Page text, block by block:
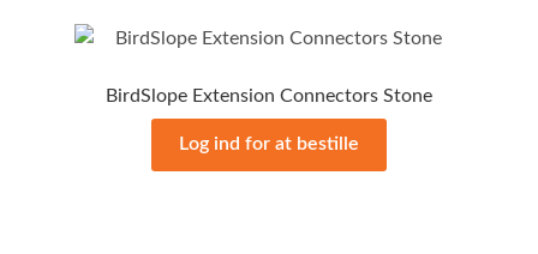
BirdSlope Extension Connectors Stone
Log ind for at bestille